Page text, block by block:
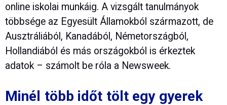
online iskolai munkáig. A vizsgált tanulmányok
többsége az Egyesült Államokból származott, de
Ausztráliából, Kanadából, Németországból,
Hollandiából és más országokból is érkeztek
adatok – számolt be róla a Newsweek.
Minél több időt tölt egy gyerek